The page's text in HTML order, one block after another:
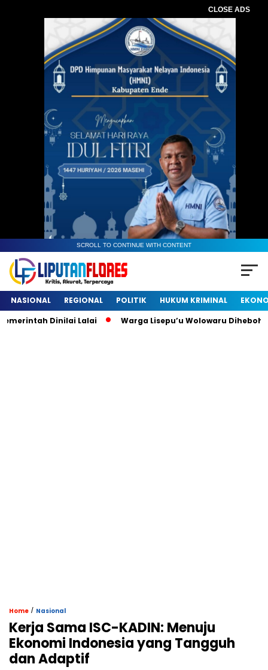
CLOSE ADS
SCROLL TO CONTINUE WITH CONTENT
NASIONAL REGIONAL POLITIK HUKUM KRIMINAL
Dinilai Lalai
Warga Lisepu’u Wolowaru
Home / Nasional
Kerja Sama ISC-KADIN: Menuju
Ekonomi Indonesia yang Tangguh
dan Adaptif
Baca Juga : Pasca Tragedi KMP Tunu
Pratama Jaya, Capt. Hakeng Desak
Audit Menyeluruh Armada Pelayaran